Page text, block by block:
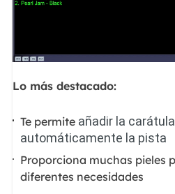
Lo más destacado:
Te permite añadir la
automáticamente la pista
Proporciona muchas pieles
diferentes necesidades